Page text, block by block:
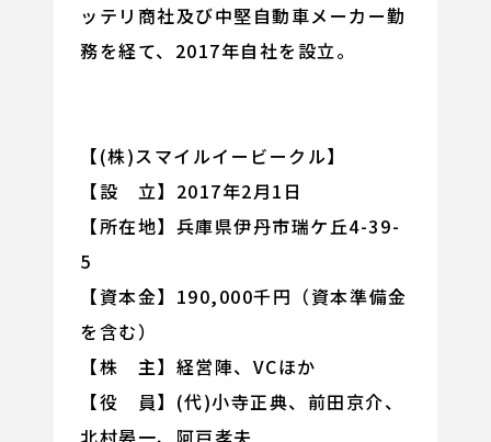
ッテリ商社及び中堅自動車メーカー勤
務を経て、2017年自社を設立。
【(株)スマイルイービークル】
【設 立】2017年2月1日
【所在地】兵庫県伊丹市瑞ケ丘4-39-
5
【資本金】190,000千円（資本準備金
を含む）
【株 主】経営陣、VCほか
【役 員】(代)小寺正典、前田京介、
北村晏一、阿戸孝夫